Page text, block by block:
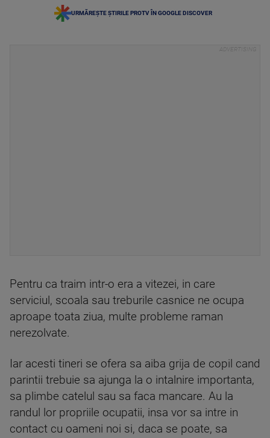
URMĂREȘTE ȘTIRILE PROTV ÎN GOOGLE DISCOVER
Pentru ca traim intr-o era a vitezei, in care
serviciul, scoala sau treburile casnice ne ocupa
aproape toata ziua, multe probleme raman
nerezolvate.
Iar acesti tineri se ofera sa aiba grija de copil cand
parintii trebuie sa ajunga la o intalnire importanta,
sa plimbe catelul sau sa faca mancare. Au la
randul lor propriile ocupatii, insa vor sa intre in
contact cu oameni noi si, daca se poate, sa